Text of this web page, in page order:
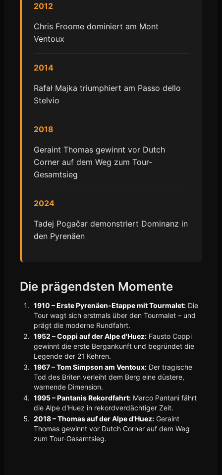
2012
Chris Froome dominiert am Mont
Ventoux
2014
Rafał Majka triumphiert am Passo dello
Stelvio
2018
Geraint Thomas gewinnt vor Dutch
Corner auf dem Weg zum Tour-
Gesamtsieg
2024
Tadej Pogačar demonstriert Dominanz in
den Pyrenäen
Die prägendsten Momente
1910 – Erste Pyrenäen-Etappe mit Tourmalet: Die
Tour wagt sich erstmals über den Tourmalet – und
prägt die moderne Rundfahrt.
1952 – Coppi auf der Alpe d'Huez: Fausto Coppi
gewinnt die erste Bergankunft und begründet die
Legende der 21 Kehren.
1967 – Tom Simpson am Ventoux: Der tragische
Tod des Briten verleiht dem Berg eine düstere,
warnende Dimension.
1995 – Pantanis Rekordfahrt: Marco Pantani fährt
die Alpe d'Huez in rekordverdächtiger Zeit.
2018 – Thomas auf der Alpe d'Huez: Geraint
Thomas gewinnt vor Dutch Corner auf dem Weg
zum Tour-Gesamtsieg.